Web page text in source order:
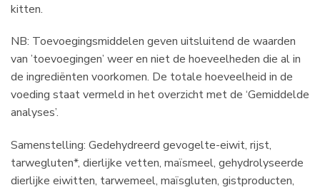
kitten.
NB: Toevoegingsmiddelen geven uitsluitend de waarden
van ’toevoegingen’ weer en niet de hoeveelheden die al in
de ingrediënten voorkomen. De totale hoeveelheid in de
voeding staat vermeld in het overzicht met de ‘Gemiddelde
analyses’.
Samenstelling: Gedehydreerd gevogelte-eiwit, rijst,
tarwegluten*, dierlijke vetten, maïsmeel, gehydrolyseerde
dierlijke eiwitten, tarwemeel, maïsgluten, gistproducten,